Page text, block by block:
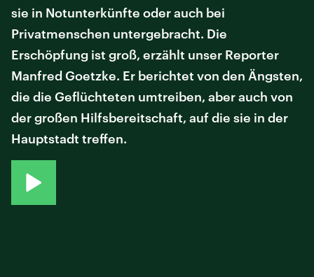
sie in Notunterkünfte oder auch bei
Privatmenschen untergebracht. Die
Erschöpfung ist groß, erzählt unser Reporter
Manfred Goetzke. Er berichtet von den Ängsten,
die die Geflüchteten umtreiben, aber auch von
der großen Hilfsbereitschaft, auf die sie in der
Hauptstadt treffen.